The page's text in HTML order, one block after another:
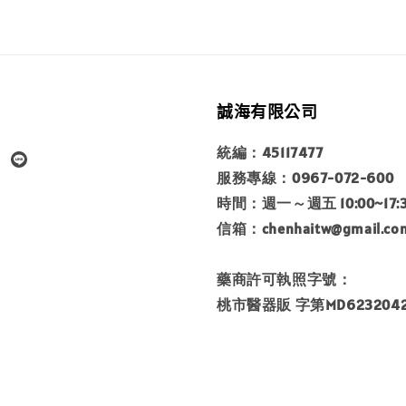
誠海有限公司
統編：45117477
服務專線：0967-072-600
時間：週一～週五
信箱：
藥商許可執照字號：
桃市醫器販 字第